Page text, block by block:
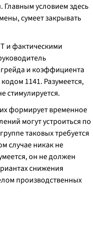
Главным условием здесь
сумеет закрывать
и фактическими
и коэффициента
1141. Разумеется,
стимулируется.
формирует временное
могут устроиться по
таковых требуется
случае никак не
он не должен
снижения
производственных